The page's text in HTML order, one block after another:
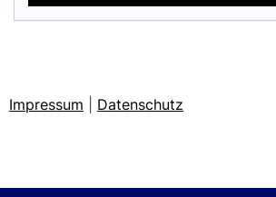
Impressum Datenschutz